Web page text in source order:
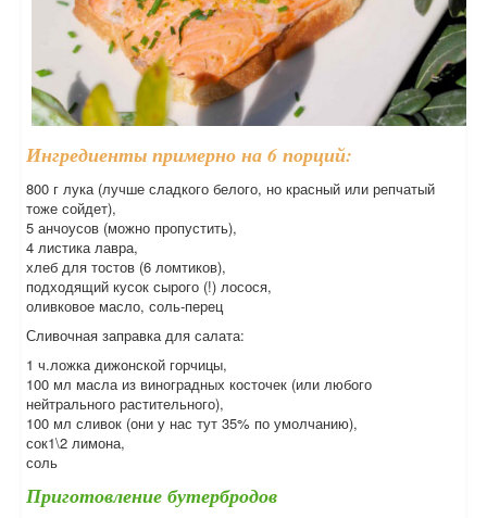
Ингредиенты примерно на 6 порций:
800 г лука (лучше сладкого белого, но красный или репчатый
тоже сойдет),
5 анчоусов (можно пропустить),
4 листика лавра,
хлеб для тостов (6 ломтиков),
подходящий кусок сырого (!) лосося,
оливковое масло, соль-перец
Сливочная заправка для салата:
1 ч.ложка дижонской горчицы,
100 мл масла из виноградных косточек (или любого
нейтрального растительного),
100 мл сливок (они у нас тут 35% по умолчанию),
сок1\2 лимона,
соль
Приготовление бутербродов